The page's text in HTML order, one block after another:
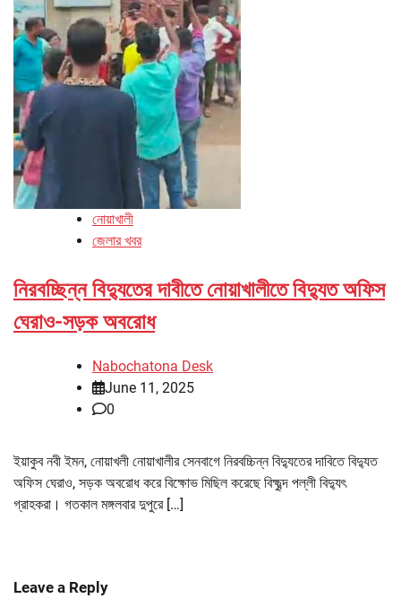
নোয়াখালী
জেলার খবর
নিরবচ্ছিন্ন বিদ্যুতের দাবীতে নোয়াখালীতে বিদ্যুত অফিস
ঘেরাও-সড়ক অবরোধ
Nabochatona Desk
June 11, 2025
0
ইয়াকুব নবী ইমন, নোয়াখলী নোয়াখালীর সেনবাগে নিরবচ্চিন্ন বিদ্যুতের দাবিতে বিদ্যুত
অফিস ঘেরাও, সড়ক অবরোধ করে বিক্ষোভ মিছিল করেছে বিক্ষুব্দ পল্লী বিদ্যুৎ
গ্রাহকরা। গতকাল মঙ্গলবার দুপুরে […]
Leave a Reply